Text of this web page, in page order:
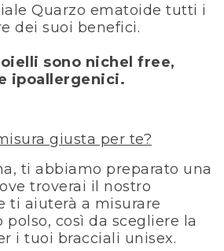
Quarzo ematoide tutti i
dei suoi benefici.
sono nichel free,
ipoallergenici.
giusta per te?
ti abbiamo preparato una
troverai il nostro
ti aiuterà a misurare
così da scegliere la
i tuoi bracciali unisex.